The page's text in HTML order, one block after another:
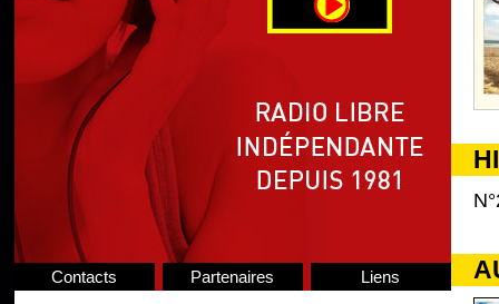
Contacts Partenaires Liens